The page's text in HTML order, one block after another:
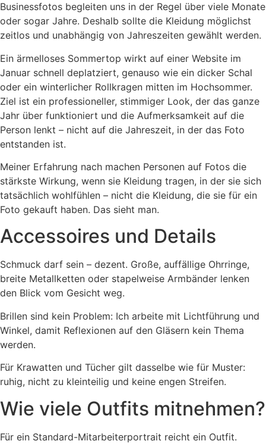
Businessfotos begleiten uns in der Regel über viele Monate
oder sogar Jahre. Deshalb sollte die Kleidung möglichst
zeitlos und unabhängig von Jahreszeiten gewählt werden.
Ein ärmelloses Sommertop wirkt auf einer Website im
Januar schnell deplatziert, genauso wie ein dicker Schal
oder ein winterlicher Rollkragen mitten im Hochsommer.
Ziel ist ein professioneller, stimmiger Look, der das ganze
Jahr über funktioniert und die Aufmerksamkeit auf die
Person lenkt – nicht auf die Jahreszeit, in der das Foto
entstanden ist.
Meiner Erfahrung nach machen Personen auf Fotos die
stärkste Wirkung, wenn sie Kleidung tragen, in der sie sich
tatsächlich wohlfühlen – nicht die Kleidung, die sie für ein
Foto gekauft haben. Das sieht man.
Accessoires und Details
Schmuck darf sein – dezent. Große, auffällige Ohrringe,
breite Metallketten oder stapelweise Armbänder lenken
den Blick vom Gesicht weg.
Brillen sind kein Problem: Ich arbeite mit Lichtführung und
Winkel, damit Reflexionen auf den Gläsern kein Thema
werden.
Für Krawatten und Tücher gilt dasselbe wie für Muster:
ruhig, nicht zu kleinteilig und keine engen Streifen.
Wie viele Outfits mitnehmen?
Für ein Standard-Mitarbeiterportrait reicht ein Outfit.